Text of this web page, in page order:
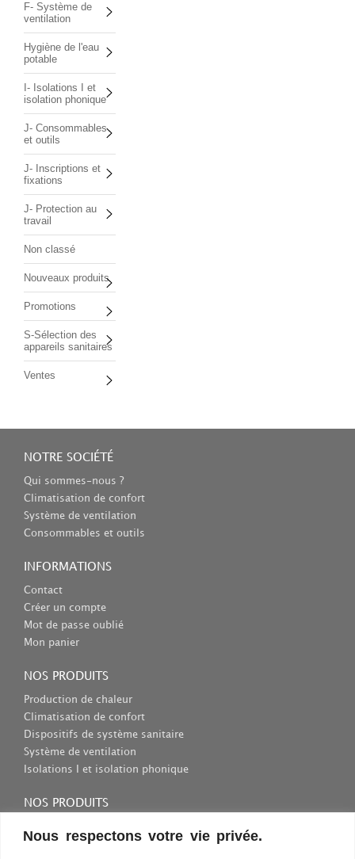
Nous respectons votre vie privée.
F- Système de
ventilation
Hygiène de l'eau
potable
I- Isolations I et
isolation phonique
J- Consommables
et outils
J- Inscriptions et
fixations
J- Protection au
travail
Non classé
Nouveaux produits
Promotions
S-Sélection des
appareils sanitaires
Ventes
NOTRE SOCIÉTÉ
Qui sommes-nous ?
Climatisation de confort
Système de ventilation
Consommables et outils
INFORMATIONS
Contact
Créer un compte
Mot de passe oublié
Mon panier
NOS PRODUITS
Production de chaleur
Climatisation de confort
Dispositifs de système sanitaire
Système de ventilation
Isolations I et isolation phonique
NOS PRODUITS
Inscriptions et fixations